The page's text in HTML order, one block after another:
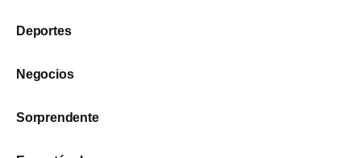
Deportes
Negocios
Sorprendente